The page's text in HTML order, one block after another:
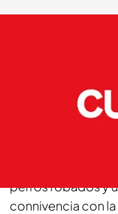
perros robados y
connivencia con